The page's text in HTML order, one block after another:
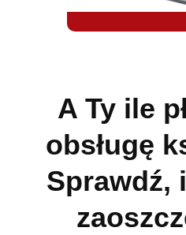
A Ty ile
obsługę
Sprawdź,